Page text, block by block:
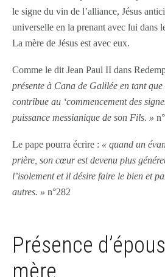
le signe du vin de l’alliance, Jésus
universelle en la prenant avec lui dans
La mère de Jésus est avec eux.
Comme le dit Jean Paul II dans
présente à Cana de Galilée en tant que
contribue au ‘commencement des
puissance messianique de son Fils. »
Le pape pourra écrire : « quand un
prière, son cœur est devenu plus
l’isolement et il désire faire le bien et
autres. » n°282
Présence
mère